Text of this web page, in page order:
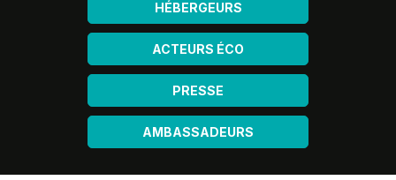
HÉBERGEURS
ACTEURS ÉCO
PRESSE
AMBASSADEURS